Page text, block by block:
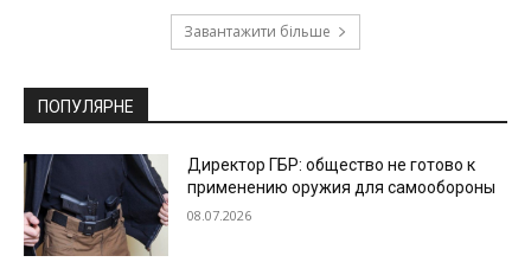
Завантажити більше
ПОПУЛЯРНЕ
Директор ГБР: общество не готово к
применению оружия для самообороны
08.07.2026